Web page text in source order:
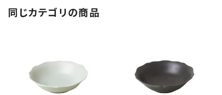
同じカテゴリの商品